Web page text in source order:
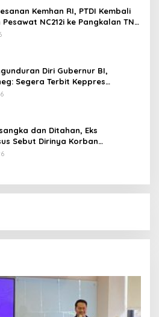
Kemhan RI, PTDI Kembali
Pesawat NC212i ke Pangkalan TNI
Diri Gubernur BI,
Segera Terbit Keppres
dengan Hormat
dan Ditahan, Eks
Sebut Dirinya Korban